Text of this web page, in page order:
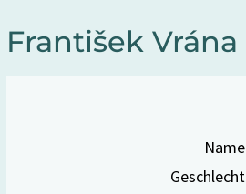
František Vrána
Name
Geschlecht